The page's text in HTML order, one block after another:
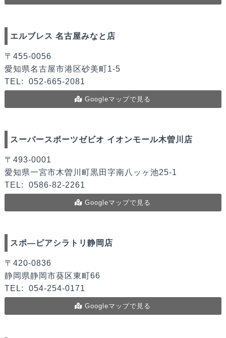
エルブレス 名古屋みなと店
〒455-0056
愛知県名古屋市港区砂美町1-5
TEL:
052-665-2081
Googleマップで見る
スーパースポーツゼビオ イオンモール木曽川店
〒493-0001
愛知県一宮市木曽川町黒田字南八ッヶ池25-1
TEL:
0586-82-2261
Googleマップで見る
スポ―ピアシラトリ静岡店
〒420-0836
静岡県静岡市葵区東町66
TEL:
054-254-0171
Googleマップで見る